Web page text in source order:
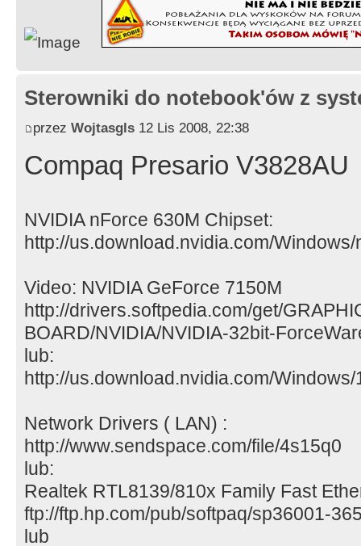
Waga: 3.10 kg
Sterowniki do notebook'ów z
przez Wojtasgls 12 Lis 2008, 22:38
Compaq Presario V3828AU
NVIDIA nForce 630M Chipset:
http://us.download.nvidia.com/
Video: NVIDIA GeForce 7150M
http://drivers.softpedia.com/get/
BOARD/NVIDIA/NVIDIA-32bit-
lub:
http://us.download.nvidia.com/
Network Drivers ( LAN) :
http://www.sendspace.com/file/4s15q0
lub:
Realtek RTL8139/810x Family Fast
ftp://ftp.hp.com/pub/softpaq/sp36001-
lub